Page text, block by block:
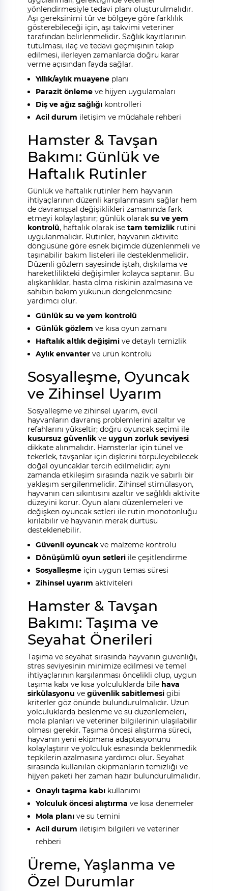
yönlendirmesiyle tedavi planı oluşturulmalıdır.
Aşı gereksinimi tür ve bölgeye göre farklılık
gösterebileceği için, aşı takvimi veteriner
tarafından belirlenmelidir. Sağlık kayıtlarının
tutulması, ilaç ve tedavi geçmişinin takip
edilmesi, ilerleyen zamanlarda doğru karar
verme açısından fayda sağlar.
Yıllık/aylık muayeneplanı
Parazit önlemeve hijyen uygulamaları
Diş ve ağız sağlığıkontrolleri
Acil durum iletişim ve müdahale rehberi
Hamster & Tavşan
Bakımı: Günlük ve
Haftalık Rutinler
Günlük ve haftalık rutinler hem hayvanın
ihtiyaçlarının düzenli karşılanmasını sağlar hem
de davranışsal değişiklikleri zamanında fark
etmeyi kolaylaştırır; günlük olarak su ve yem
kontrolü, haftalık olarak ise tam temizlikrutini
uygulanmalıdır. Rutinler, hayvanın aktivite
döngüsüne göre esnek biçimde düzenlenmeli ve
taşınabilir bakım listeleri ile desteklenmelidir.
Düzenli gözlem sayesinde iştah, dışkılama ve
hareketlilikteki değişimler kolayca saptanır. Bu
alışkanlıklar, hasta olma riskinin azalmasına ve
sahibin bakım yükünün dengelenmesine
yardımcı olur.
Günlük su ve yem kontrolü
Günlük gözlem ve kısa oyun zamanı
Haftalık altlık değişimive detaylı temizlik
Aylık envanterve ürün kontrolü
Sosyalleşme, Oyuncak
ve Zihinsel Uyarım
Sosyalleşme ve zihinsel uyarım, evcil
hayvanların davranış problemlerini azaltır ve
refahlarını yükseltir; doğru oyuncak seçimi ile
kusursuz güvenlikve uygun zorluk seviyesi
dikkate alınmalıdır. Hamsterlar için tünel ve
tekerlek, tavşanlar için dişlerini törpüleyebilecek
doğal oyuncaklar tercih edilmelidir; aynı
zamanda etkileşim sırasında nazik ve sabırlı bir
yaklaşım sergilenmelidir. Zihinsel stimülasyon,
hayvanın can sıkıntısını azaltır ve sağlıklı aktivite
düzeyini korur. Oyun alanı düzenlemeleri ve
değişken oyuncak setleri ile rutin monotonluğu
kırılabilir ve hayvanın merak dürtüsü
desteklenebilir.
Güvenli oyuncakve malzeme kontrolü
Dönüşümlü oyun setleriile çeşitlendirme
Sosyalleşmeiçin uygun temas süresi
Zihinsel uyarım aktiviteleri
Hamster & Tavşan
Bakımı: Taşıma ve
Seyahat Önerileri
Taşıma ve seyahat sırasında hayvanın güvenliği,
stres seviyesinin minimize edilmesi ve temel
ihtiyaçlarının karşılanması öncelikli olup, uygun
taşıma kabı ve kısa yolculuklarda bile hava
sirkülasyonu ve güvenlik sabitlemesigibi
kriterler göz önünde bulundurulmalıdır. Uzun
yolculuklarda beslenme ve su düzenlemeleri,
mola planları ve veteriner bilgilerinin ulaşılabilir
olması gerekir. Taşıma öncesi alıştırma süreci,
hayvanın yeni ekipmana adaptasyonunu
kolaylaştırır ve yolculuk esnasında beklenmedik
tepkilerin azalmasına yardımcı olur. Seyahat
sırasında kullanılan ekipmanların temizliği ve
hijyen paketi her zaman hazır bulundurulmalıdır.
Onaylı taşıma kabıkullanımı
Yolculuk öncesi alıştırma ve kısa denemeler
Mola planıve su temini
Acil durum iletişim bilgileri ve veteriner
rehberi
Üreme, Yaşlanma ve
Özel Durumlar